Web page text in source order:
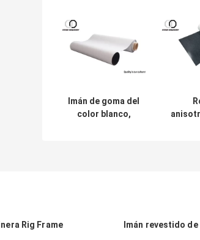
Imán de goma del
color blanco,
Rig Frame Imán revestido